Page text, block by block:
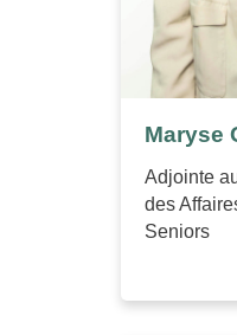
Maryse
Adjointe
des
Seniors